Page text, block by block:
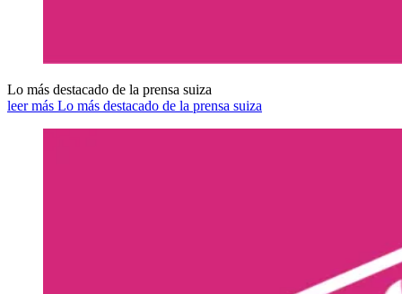
Lo más destacado de la prensa suiza
leer más Lo más destacado de la prensa suiza